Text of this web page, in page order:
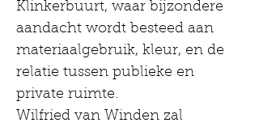
Klinkerbuurt, waar bijzondere
aandacht wordt besteed aan
materiaalgebruik, kleur, en de
relatie tussen publieke en
private ruimte.
Wilfried van Winden zal